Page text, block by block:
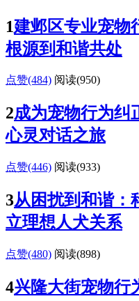
1建邺区专业宠物
根源到和谐共处
点赞(484) 阅读(950)
2成为宠物行为纠
心灵对话之旅
点赞(446) 阅读(933)
3从困扰到和谐：
立理想人犬关系
点赞(480) 阅读(898)
4兴隆大街宠物行